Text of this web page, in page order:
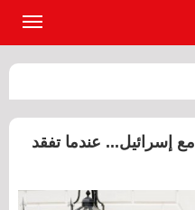
التطبيع مع إسرائيل... عندما تفقد